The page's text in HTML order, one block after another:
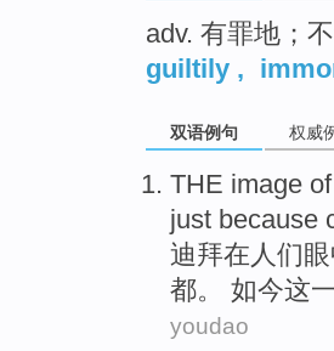
adv. 有罪地；
guiltily ,
双语例句 权威
THE image of
just because
迪拜在 人们
都。 如今这
youdao